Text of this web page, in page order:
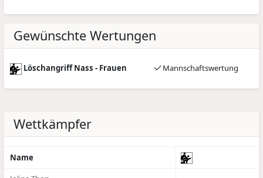
Gewünschte Wertungen
Löschangriff Nass - Frauen Mannschaftswertung
Wettkämpfer
Name